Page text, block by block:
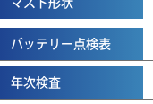
マスト形状
バッテリー点検表
年次検査